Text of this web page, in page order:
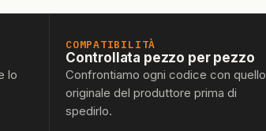
lo
COMPATIBILITÀ
Controllata pezzo per pezzo
Confrontiamo ogni codice con quello
originale del produttore prima di
spedirlo.